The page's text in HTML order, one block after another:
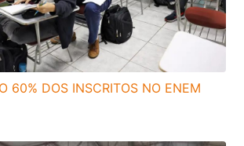
60% DOS INSCRITOS NO ENEM